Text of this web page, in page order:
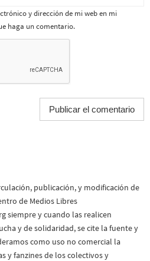
y dirección de mi web en mi
haga un comentario.
publicación, y modificación de
de Medios Libres
siempre y cuando las realicen
y de solidaridad, se cite la fuente y
como uso no comercial la
y fanzines de los colectivos y